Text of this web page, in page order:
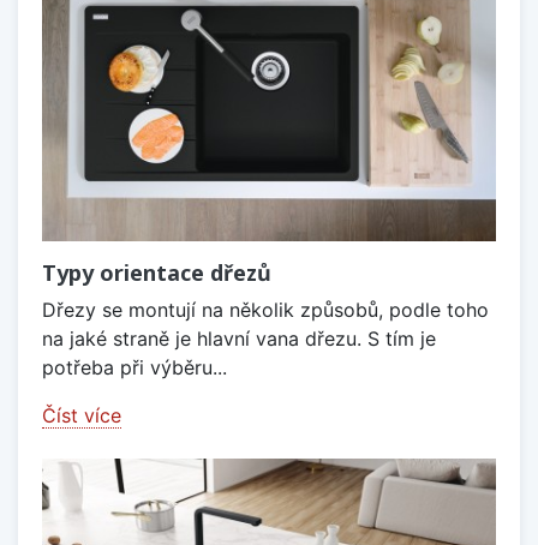
Typy orientace dřezů
Dřezy se montují na několik způsobů, podle toho
na jaké straně je hlavní vana dřezu. S tím je
potřeba při výběru...
Číst více